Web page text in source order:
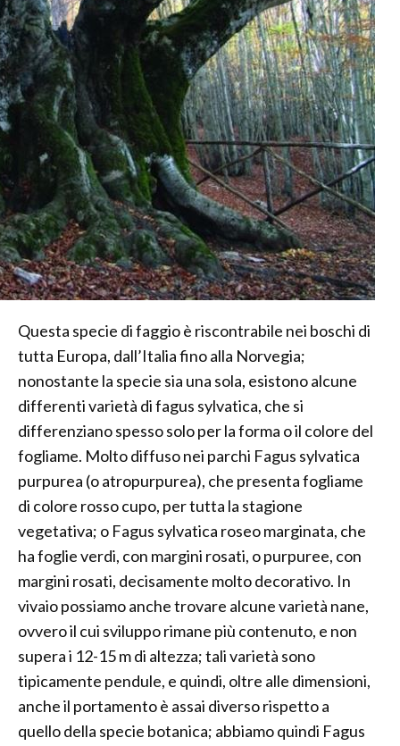
Questa specie di faggio è riscontrabile nei boschi di
tutta Europa, dall’Italia fino alla Norvegia;
nonostante la specie sia una sola, esistono alcune
differenti varietà di fagus sylvatica, che si
differenziano spesso solo per la forma o il colore del
fogliame. Molto diffuso nei parchi Fagus sylvatica
purpurea (o atropurpurea), che presenta fogliame
di colore rosso cupo, per tutta la stagione
vegetativa; o Fagus sylvatica roseo marginata, che
ha foglie verdi, con margini rosati, o purpuree, con
margini rosati, decisamente molto decorativo. In
vivaio possiamo anche trovare alcune varietà nane,
ovvero il cui sviluppo rimane più contenuto, e non
supera i 12-15 m di altezza; tali varietà sono
tipicamente pendule, e quindi, oltre alle dimensioni,
anche il portamento è assai diverso rispetto a
quello della specie botanica; abbiamo quindi Fagus